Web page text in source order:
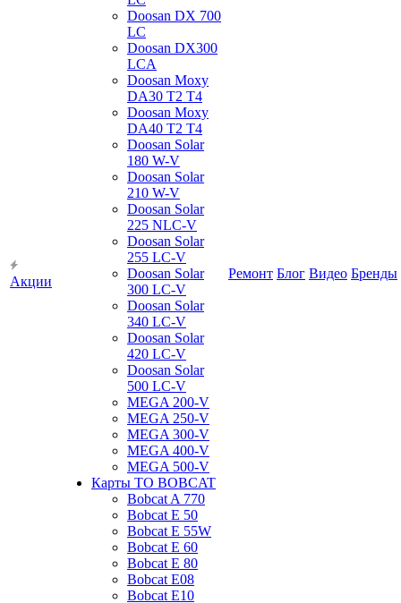
Акции
Doosan DX 700
LC
Doosan DX300
LCA
Doosan Moxy
DA30 T2 T4
Doosan Moxy
DA40 T2 T4
Doosan Solar
180 W-V
Doosan Solar
210 W-V
Doosan Solar
225 NLC-V
Doosan Solar
255 LC-V
Doosan Solar
300 LC-V
Doosan Solar
340 LC-V
Doosan Solar
420 LC-V
Doosan Solar
500 LC-V
MEGA 200-V
MEGA 250-V
MEGA 300-V
MEGA 400-V
MEGA 500-V
Карты ТО BOBCAT
Bobcat A 770
Bobcat E 50
Bobcat E 55W
Bobcat E 60
Bobcat E 80
Bobcat E08
Bobcat E10
Ремонт Блог Видео Бренды